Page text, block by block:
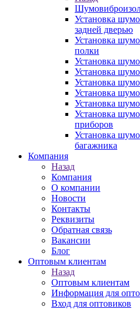
Установка
задней дверью
Установка
полки
Установка
Установка
Установка
Установка
Установка
Установка
приборов
Установка
багажника
Компания
Назад
Компания
О компании
Новости
Контакты
Реквизиты
Обратная связь
Вакансии
Блог
Оптовым клиентам
Назад
Оптовым клиентам
Информация для
Вход для оптовиков